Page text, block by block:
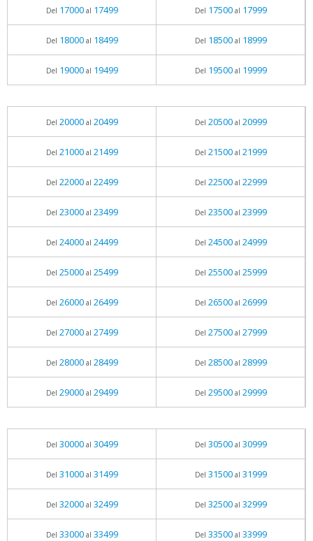
Del 17000al 17499 Del 17500al 17999
Del 18000al 18499 Del 18500al 18999
Del 19000al 19499 Del 19500al 19999
Del 20000al 20499 Del 20500al 20999
Del 21000al 21499 Del 21500al 21999
Del 22000al 22499 Del 22500al 22999
Del 23000al 23499 Del 23500al 23999
Del 24000al 24499 Del 24500al 24999
Del 25000al 25499 Del 25500al 25999
Del 26000al 26499 Del 26500al 26999
Del 27000al 27499 Del 27500al 27999
Del 28000al 28499 Del 28500al 28999
Del 29000al 29499 Del 29500al 29999
Del 30000al 30499 Del 30500al 30999
Del 31000al 31499 Del 31500al 31999
Del 32000al 32499 Del 32500al 32999
Del 33000al 33499 Del 33500al 33999